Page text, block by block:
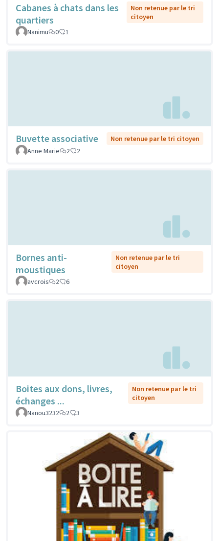
Cabanes à chats dans les
quartiers
Non retenue par le tri
citoyen
Nanimu
0 1
Buvette associative
Non retenue par le tri citoyen
Anne Marie
2 2
Bornes anti-
moustiques
Non retenue par le tri
citoyen
avcrois
2 6
Boites aux dons, livres,
échanges ...
Non retenue par le tri
citoyen
Nanou3232
2 3